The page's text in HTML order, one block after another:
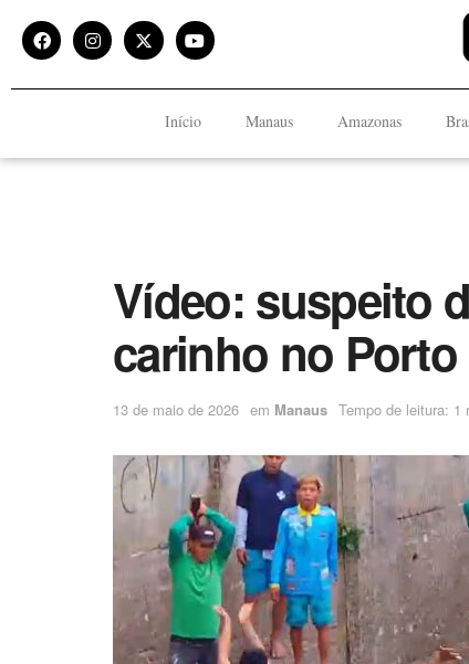
Início Manaus Amazonas
Vídeo: suspeito
carinho no
13 de maio de 2026 em Manaus Tempo de leitura: 1